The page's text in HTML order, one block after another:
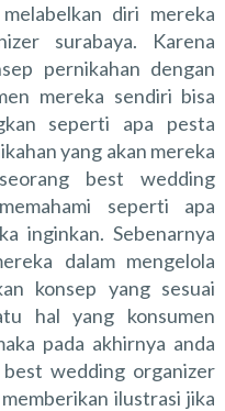
diri mereka
surabaya. Karena
pernikahan dengan
mereka sendiri bisa
seperti apa pesta
yang akan mereka
best wedding
seperti apa
inginkan. Sebenarnya
dalam mengelola
konsep yang sesuai
hal yang konsumen
pada akhirnya anda
best wedding organizer
ilustrasi jika